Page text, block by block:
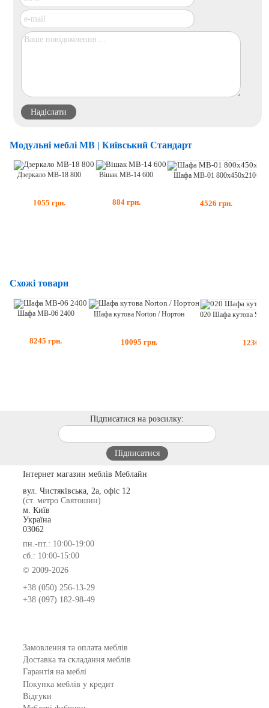
Модульні меблі МВ | Київський Стандарт
Дзеркало МВ-18 800
1055 грн.
Вішак МВ-14 600
884 грн.
Шафа МВ-01 800х450х2100
4526 грн.
Схожі товари
Шафа МВ-06 2400
8245 грн.
Шафа кутова Norton / Нортон
10095 грн. 12360
Підписатися на розсилку:
Інтернет магазин меблів Меблайн
вул. Чистяківська, 2а, офіс 12
(ст. метро Святошин)
м. Київ
Україна
03062
пн.-пт.: 10:00-19:00
сб.: 10:00-15:00
© 2009-2026
+38 (050) 256-13-29
+38 (097) 182-98-49
Замовлення та оплата меблів
Доставка та складання меблів
Гарантія на меблі
Покупка меблів у кредит
Відгуки